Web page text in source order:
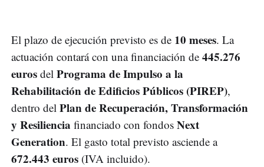
El plazo de ejecución previsto es de 10 meses. La
actuación contará con una financiación de 445.276
euros del Programa de Impulso a la
Rehabilitación de Edificios Públicos (PIREP),
dentro del Plan de Recuperación, Transformación
y Resiliencia financiado con fondos Next
Generation. El gasto total previsto asciende a
672.443 euros (IVA incluido).